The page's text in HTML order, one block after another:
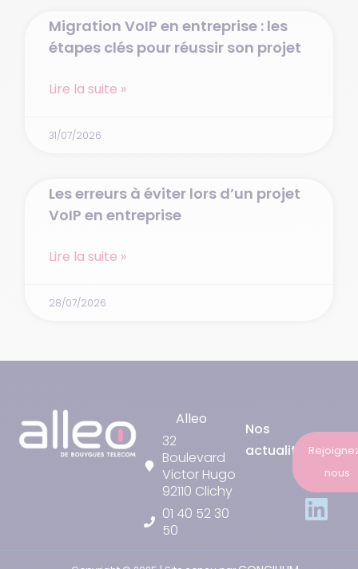
Migration VoIP en entreprise : les
étapes clés pour réussir son projet
Lire la suite »
31/07/2026
Les erreurs à éviter lors d’un projet
VoIP en entreprise
Lire la suite »
28/07/2026
Alleo
32
Boulevard
Victor Hugo
92110 Clichy
01 40 52 30
50
Nos
actualités
nous